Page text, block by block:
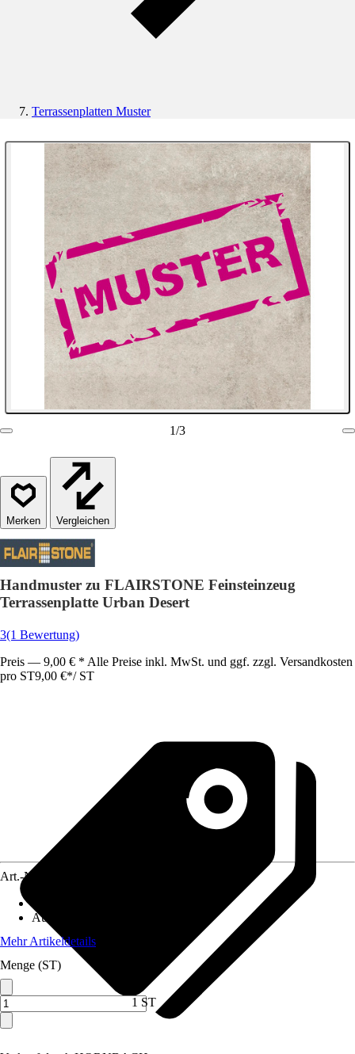
Terrassenplatten Muster
1/3
Vergleichen
Handmuster zu FLAIRSTONE Feinsteinzeug
Terrassenplatte Urban Desert
3(1 Bewertung)
Preis — 9,00 € * Alle Preise inkl. MwSt. und ggf. zzgl. Versandkosten
pro ST9,00 €*/ ST
Art.-Nr.
Ausführung
Mehr Artikeldetails
Menge (ST)
1 ST